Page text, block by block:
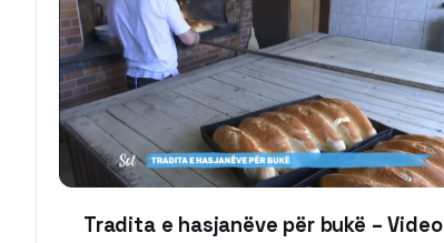
Tradita e hasjanëve për bukë – Video